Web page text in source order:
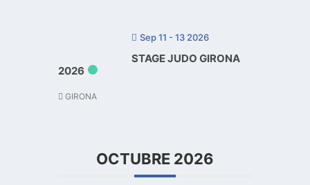
Sep 11 - 13 2026
STAGE JUDO GIRONA
2026
GIRONA
OCTUBRE 2026